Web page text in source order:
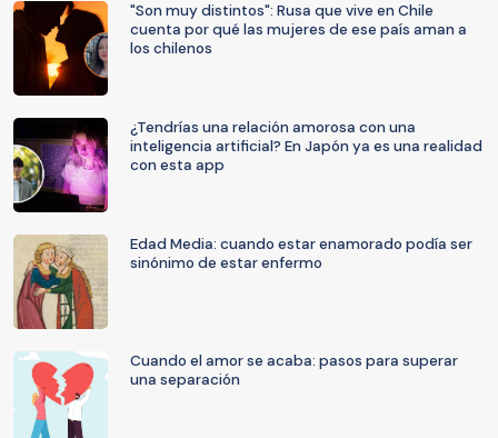
"Son muy distintos": Rusa que vive en Chile
cuenta por qué las mujeres de ese país aman a
los chilenos
¿Tendrías una relación amorosa con una
inteligencia artificial? En Japón ya es una realidad
con esta app
Edad Media: cuando estar enamorado podía ser
sinónimo de estar enfermo
Cuando el amor se acaba: pasos para superar
una separación